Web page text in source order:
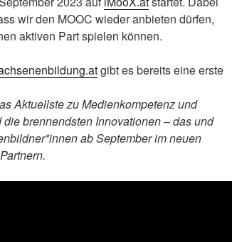
wir den MOOC wieder anbieten dürfen,
aktiven Part spielen können.
gibt es bereits eine erste
Aktuellste zu Medienkompetenz und
brennendsten Innovationen – das und
ab September im neuen